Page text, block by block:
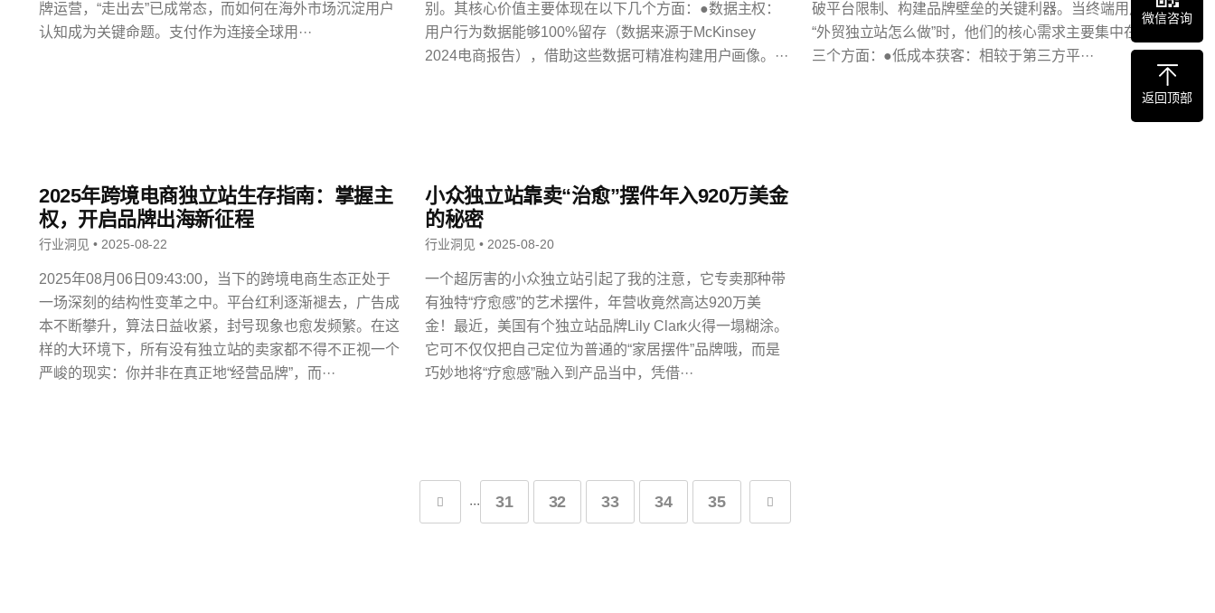
牌运营，“走出去”已成常态，而如何在海外市场沉淀用户
认知成为关键命题。支付作为连接全球用···
别。其核心价值主要体现在以下几个方面：●数据主权：
用户行为数据能够100%留存（数据来源于McKinsey
2024电商报告），借助这些数据可精准构建用户画像。···
破平台限制、构建品牌壁垒的关键利器。当终端用户搜索
“外贸独立站怎么做”时，他们的核心需求主要集中在以下
三个方面：●低成本获客：相较于第三方平···
2025年跨境电商独立站生存指南：掌握主
权，开启品牌出海新征程
行业洞见 • 2025-08-22
2025年08月06日09:43:00，当下的跨境电商生态正处于
一场深刻的结构性变革之中。平台红利逐渐褪去，广告成
本不断攀升，算法日益收紧，封号现象也愈发频繁。在这
样的大环境下，所有没有独立站的卖家都不得不正视一个
严峻的现实：你并非在真正地“经营品牌”，而···
小众独立站靠卖“治愈”摆件年入920万美金
的秘密
行业洞见 • 2025-08-20
一个超厉害的小众独立站引起了我的注意，它专卖那种带
有独特“疗愈感”的艺术摆件，年营收竟然高达920万美
金！最近，美国有个独立站品牌Lily Clark火得一塌糊涂。
它可不仅仅把自己定位为普通的“家居摆件”品牌哦，而是
巧妙地将“疗愈感”融入到产品当中，凭借···
··· 31 32 33 34 35
微信咨询
返回顶部